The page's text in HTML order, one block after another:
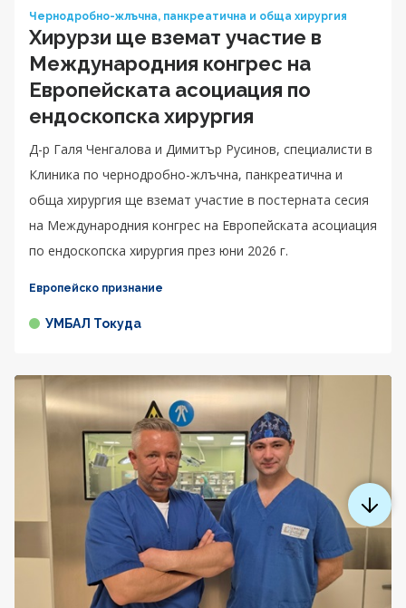
Чернодробно-жлъчна, панкреатична и обща хирургия
Хирурзи ще вземат участие в
Международния конгрес на
Европейската асоциация по
ендоскопска хирургия
Д-р Галя Ченгалова и Димитър Русинов, специалисти в
Клиника по чернодробно-жлъчна, панкреатична и
обща хирургия ще вземат участие в постерната сесия
на Международния конгрес на Европейската асоциация
по ендоскопска хирургия през юни 2026 г.
Европейско признание
УМБАЛ Токуда